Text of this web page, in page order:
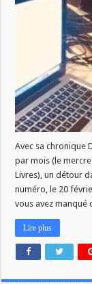
Avec sa chronique
par mois (le
Livres), un détour
numéro, le 20
vous avez manqué
Lire plus